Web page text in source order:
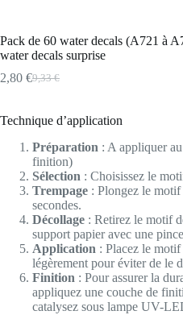
Pack de 60 water decals (A721 à
water decals surprise
9,33€
Le
initial
était :
9,33 €.
2,80 €Le
actuel
est :
2,80 €.
Technique d’application
Préparation : A appliquer
finition)
Sélection : Choisissez le
Trempage : Plongez le motif
secondes.
Décollage : Retirez le motif
support papier avec une
Application : Placez le
légèrement pour éviter de le
Finition : Pour assurer la
appliquez une couche de
catalysez sous lampe UV-